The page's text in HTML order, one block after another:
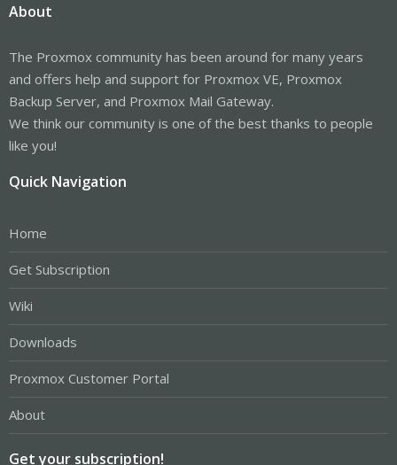
About
The Proxmox community has been around for many years
and offers help and support for Proxmox VE, Proxmox
Backup Server, and Proxmox Mail Gateway.
We think our community is one of the best thanks to people
like you!
Quick Navigation
Home
Get Subscription
Wiki
Downloads
Proxmox Customer Portal
About
Get your subscription!